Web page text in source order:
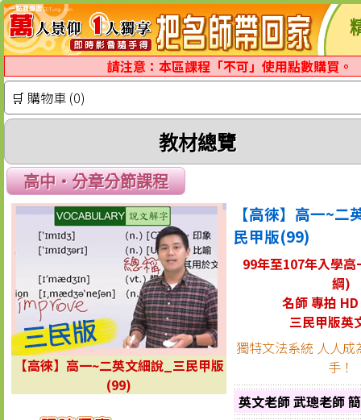
請注意：本區課程「不可」使用點數購買。
🛒 購物車 (0)
教材總覽
高中‧分章分節課程
【高徠】高一~二英文細說_三民甲版
(99)
【高徠】高一~二
民甲版(99)
99年至107年入學
綱)
名師 專拍
三民甲版英
獨特文法系統 人人
手！
英文老師 武璁老師